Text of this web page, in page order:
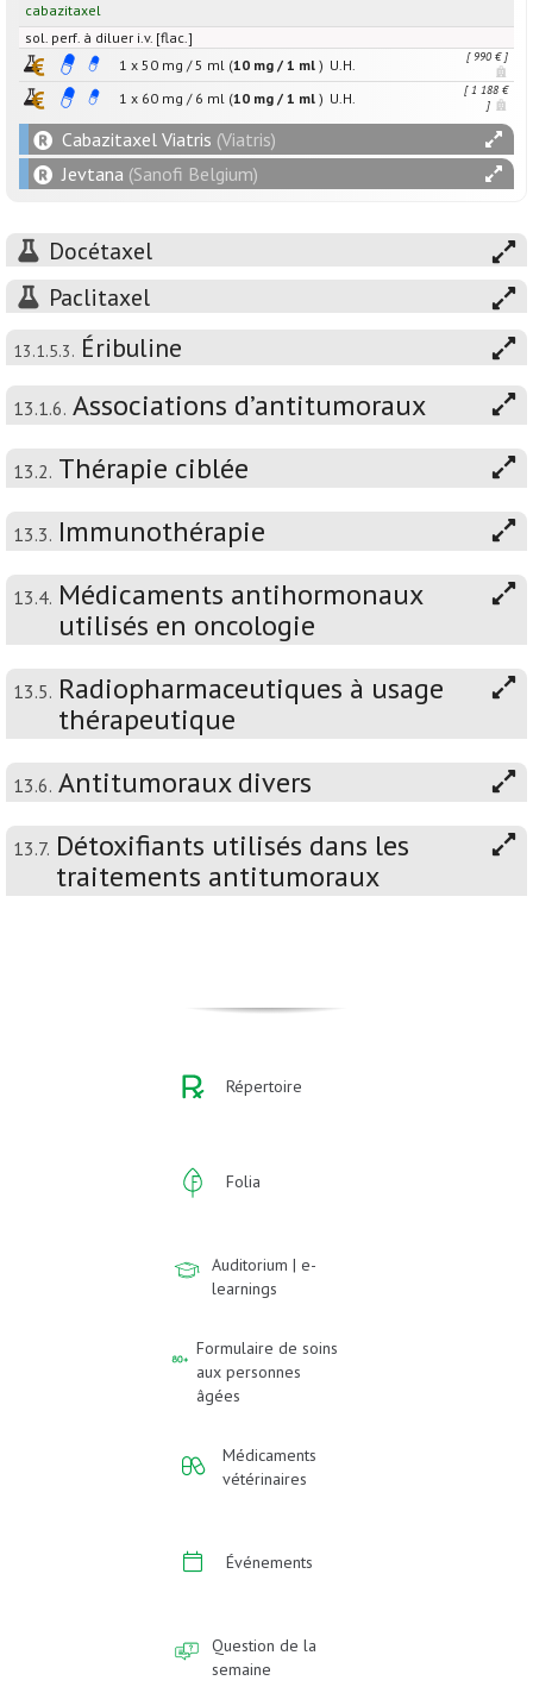
cabazitaxel
sol. perf. à diluer i.v. [flac.]
1 x 50 mg / 5 ml (10 mg / 1 ml ) U.H. [ 990 € ]
1 x 60 mg / 6 ml (10 mg / 1 ml ) U.H.
[ 1 188 €
]
Cabazitaxel Viatris (Viatris)
Jevtana (Sanofi Belgium)
Docétaxel
Paclitaxel
13.1.5.3. Éribuline
13.1.6. Associations d’antitumoraux
13.2. Thérapie ciblée
13.3. Immunothérapie
13.4. Médicaments antihormonaux
utilisés en oncologie
13.5. Radiopharmaceutiques à usage
thérapeutique
13.6. Antitumoraux divers
13.7. Détoxifiants utilisés dans les
traitements antitumoraux
Répertoire
Folia
Auditorium | e-
learnings
Formulaire de soins
aux personnes
âgées
Médicaments
vétérinaires
Événements
Question de la
semaine